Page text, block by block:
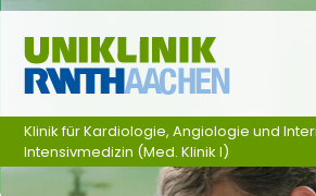
Zum Inhalt springen
Klinik für Kardiologie, Angiologie und
Intensivmedizin (Med. Klinik I)